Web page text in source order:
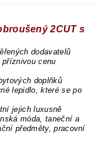
2CUT s
dodavatelů
cenu
doplňků
lepidlo, které se po
jejich luxusně
móda, taneční a
předměty, pracovní